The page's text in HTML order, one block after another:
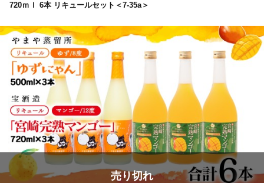
720ｍｌ 6本 リキュールセット＜7-35a＞
売り切れ